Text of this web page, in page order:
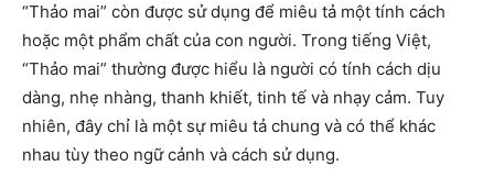
“Thảo mai” còn được sử dụng để miêu tả một tính cách
hoặc một phẩm chất của con người. Trong tiếng Việt,
“Thảo mai” thường được hiểu là người có tính cách dịu
dàng, nhẹ nhàng, thanh khiết, tinh tế và nhạy cảm. Tuy
nhiên, đây chỉ là một sự miêu tả chung và có thể khác
nhau tùy theo ngữ cảnh và cách sử dụng.